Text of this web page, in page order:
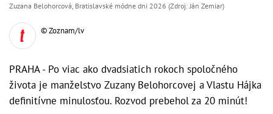
Zuzana Belohorcová, Bratislavské módne dni 2026 (Zdroj: Ján Zemiar)
© Zoznam/lv
PRAHA - Po viac ako dvadsiatich rokoch spoločného
života je manželstvo Zuzany Belohorcovej a Vlastu Hájka
definitívne minulosťou. Rozvod prebehol za 20 minút!